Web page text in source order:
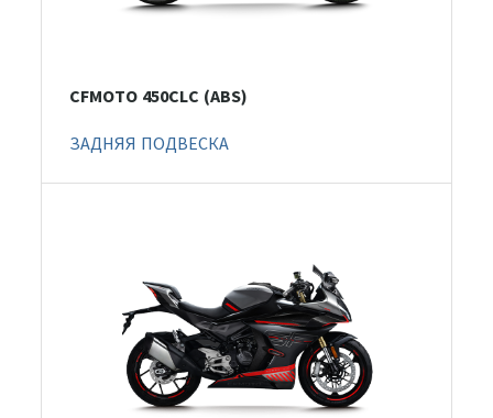
CFMOTO 450CLC (ABS)
ЗАДНЯЯ ПОДВЕСКА